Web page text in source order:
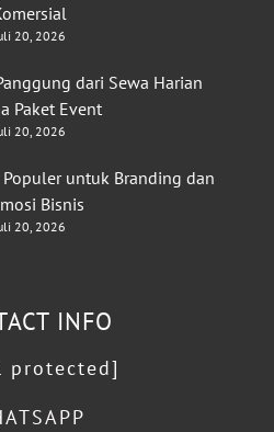
20, 2026
dari Sewa Harian
Paket Event
20, 2026
Populer untuk Branding dan
Bisnis
20, 2026
INFO
protected]